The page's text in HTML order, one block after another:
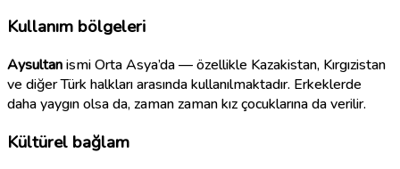
Kullanım bölgeleri
Aysultanismi Orta Asya’da — özellikle Kazakistan, Kırgızistan
ve diğer Türk halkları arasında kullanılmaktadır. Erkeklerde
daha yaygın olsa da, zaman zaman kız çocuklarına da verilir.
Kültürel bağlam